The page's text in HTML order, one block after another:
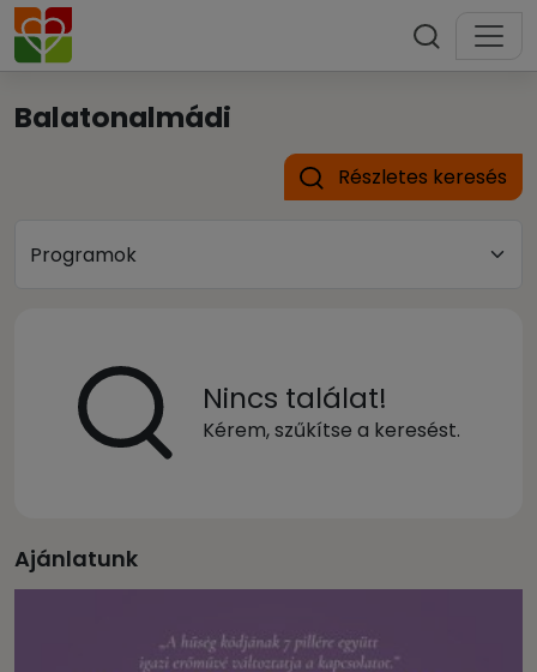
Balatonalmádi
Részletes keresés
Nincs találat!
Kérem, szűkítse a keresést.
Ajánlatunk